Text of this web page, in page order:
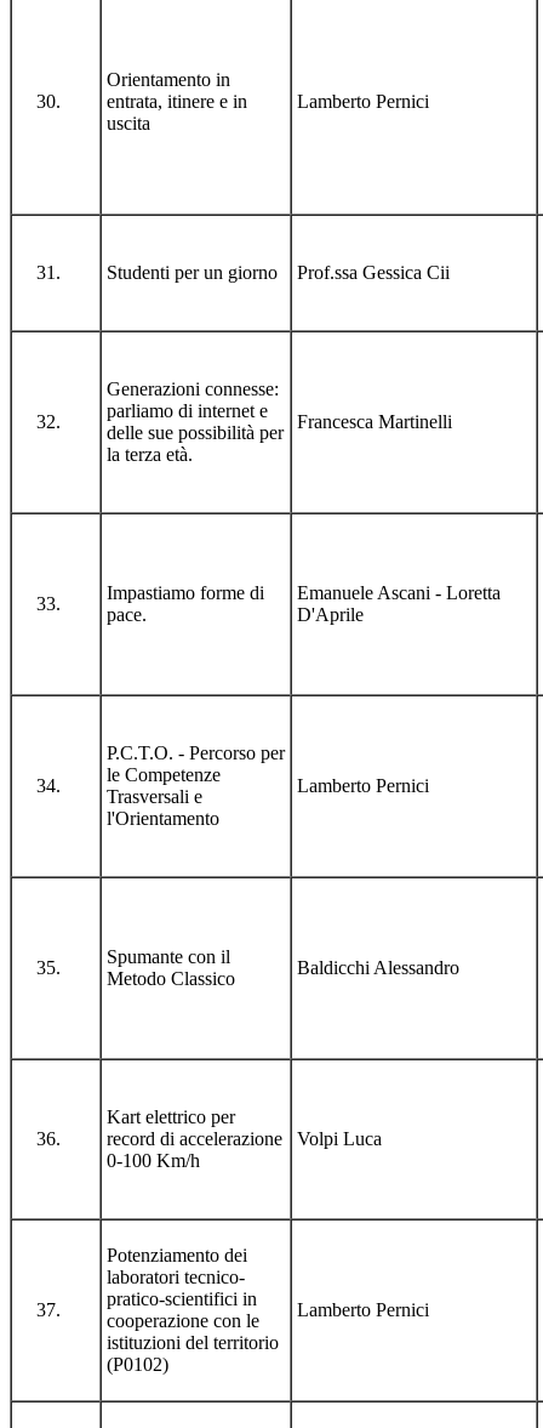
Orientamento in
entrata, itinere e in
uscita
Lamberto Pernici
Studenti per un giorno Prof.ssa Gessica Cii
Generazioni connesse:
parliamo di internet e
delle sue possibilità per
la terza età.
Francesca Martinelli
Impastiamo forme di
pace.
Emanuele Ascani - Loretta
D'Aprile
P.C.T.O. - Percorso per
le Competenze
Trasversali e
l'Orientamento
Lamberto Pernici
Spumante con il
Metodo Classico
Baldicchi Alessandro
Kart elettrico per
record di accelerazione
0-100 Km/h
Volpi Luca
Potenziamento dei
laboratori tecnico-
pratico-scientifici in
cooperazione con le
istituzioni del territorio
(P0102)
Lamberto Pernici